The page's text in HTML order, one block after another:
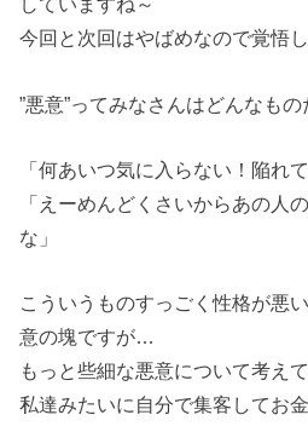
今回と次回はやばめなので覚悟
”悪意”ってみなさんはどんなも
「何あいつ気に入らない！陥れ
「えーめんどくさいからあの人
な」
こういうものすっごく性格が悪
意の塊ですが…
もっと些細な悪意について考え
私達みたいに自分で集客してお